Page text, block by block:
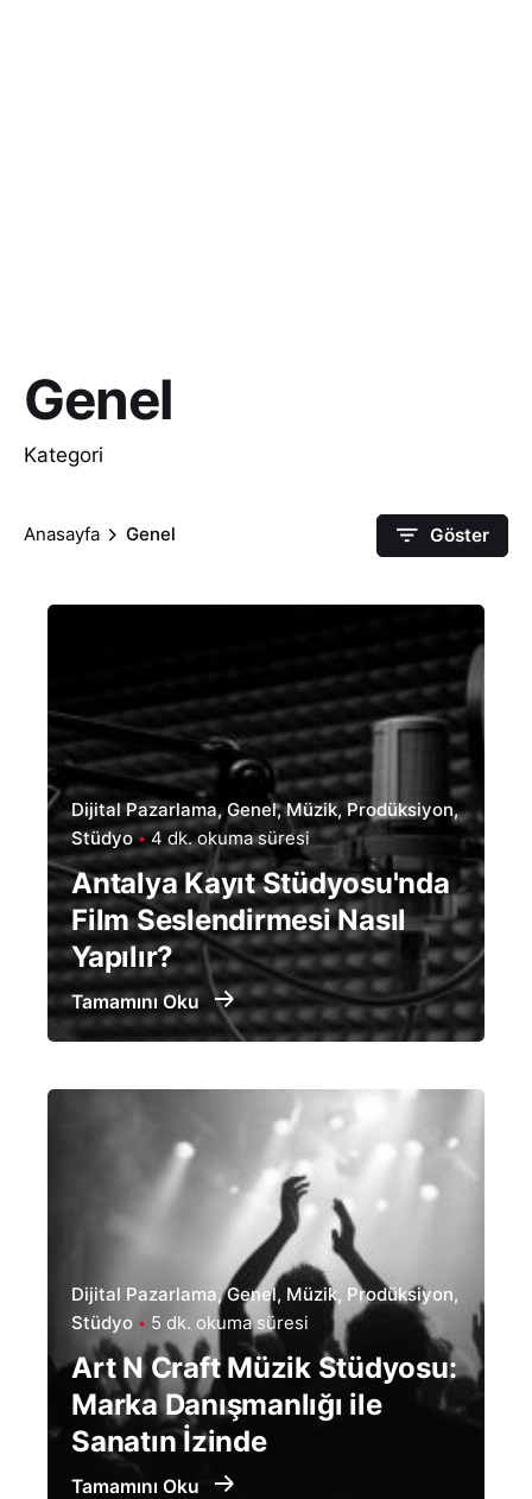
Genel
Kategori
Anasayfa Genel Göster
Dijital Pazarlama Genel Müzik Prodüksiyon
Stüdyo
4 dk. okuma süresi
Antalya Kayıt Stüdyosu'nda
Film Seslendirmesi Nasıl
Yapılır?
Tamamını Oku
Dijital Pazarlama Genel Müzik Prodüksiyon
Stüdyo
5 dk. okuma süresi
Art N Craft Müzik Stüdyosu:
Marka Danışmanlığı ile
Sanatın İzinde
Tamamını Oku